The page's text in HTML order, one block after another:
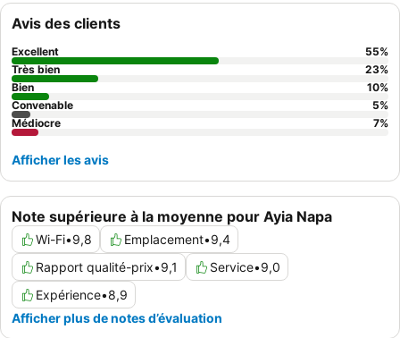
que la qualité et la variété exceptionnelles de la nourriture, en
particulier lessoirées buffet à thème
calme, pensez à demander une chambre donnant sur le jardin.
Note supérieure à la moyenne pour Ayia Napa
Wi-Fi•9,8 Emplacement•9,4
Rapport qualité-prix•9,1 Service•9,0
Expérience•8,9
Afficher plus de notes d’évaluation
Avis des clients
Excellent 55%
Très bien
23%
Bien
10%
Convenable
5%
Médiocre
7%
Afficher les avis